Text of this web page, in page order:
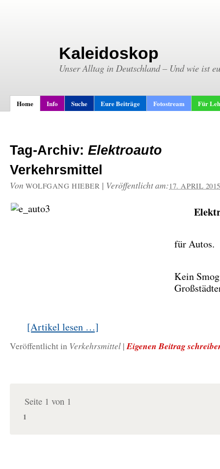
Kaleidoskop
Unser Alltag in Deutschland – Und wie ist
Home Info Suche Eure Beiträge Fotostream Für
Tag-Archiv: Elektroauto
Verkehrsmittel
Von WOLFGANG HIEBER | Veröffentlicht am:17. APRIL 2015
für Autos.
Kein
[Artikel lesen …]
Veröffentlicht in Verkehrsmittel | Eigenen Beitrag
Seite 1 von 1
1